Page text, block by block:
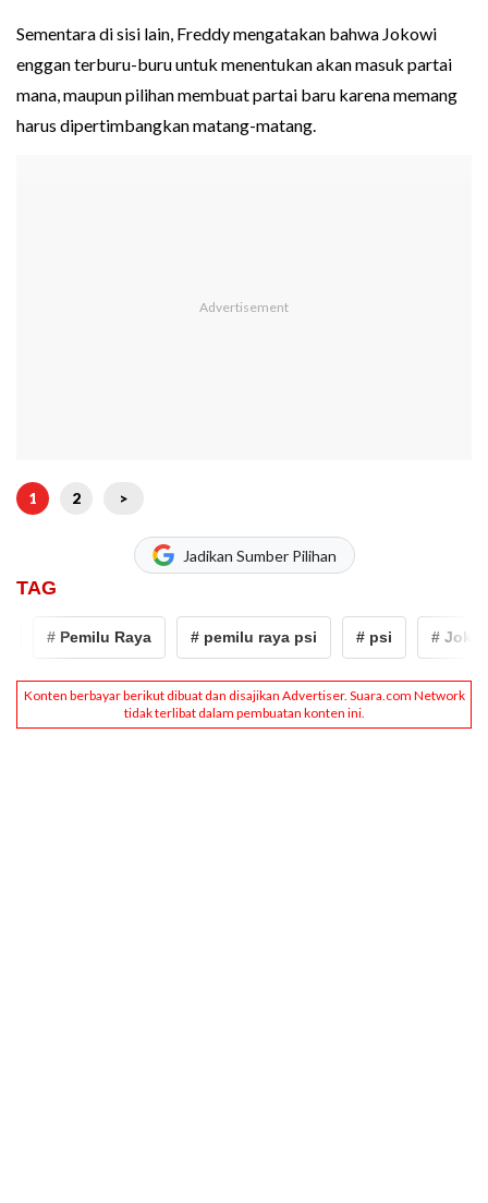
Sementara di sisi lain, Freddy mengatakan bahwa Jokowi
enggan terburu-buru untuk menentukan akan masuk partai
mana, maupun pilihan membuat partai baru karena memang
harus dipertimbangkan matang-matang.
1 2 >
Jadikan Sumber Pilihan
TAG
# Pemilu Raya # pemilu raya psi # psi # Jokowi